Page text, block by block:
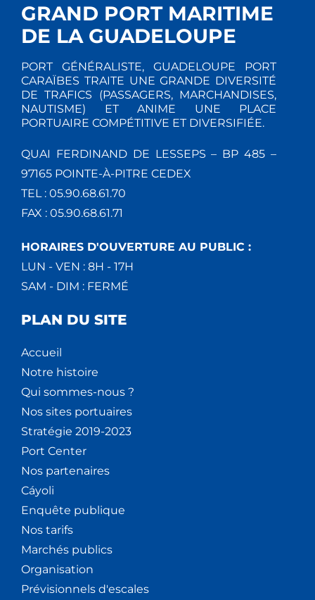
GRAND PORT MARITIME
DE LA GUADELOUPE
PORT GÉNÉRALISTE, GUADELOUPE PORT
CARAÏBES TRAITE UNE GRANDE DIVERSITÉ
DE TRAFICS (PASSAGERS, MARCHANDISES,
NAUTISME) ET ANIME UNE PLACE
PORTUAIRE COMPÉTITIVE ET DIVERSIFIÉE.
QUAI FERDINAND DE LESSEPS – BP 485 –
97165 POINTE-À-PITRE CEDEX
TEL : 05.90.68.61.70
FAX : 05.90.68.61.71
HORAIRES D'OUVERTURE AU PUBLIC :
LUN - VEN : 8H - 17H
SAM - DIM : FERMÉ
PLAN DU SITE
Accueil
Notre histoire
Qui sommes-nous ?
Nos sites portuaires
Stratégie 2019-2023
Port Center
Nos partenaires
Cáyoli
Enquête publique
Nos tarifs
Marchés publics
Organisation
Prévisionnels d'escales